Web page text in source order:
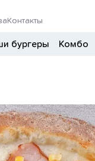
Контакты
бургеры Комбо